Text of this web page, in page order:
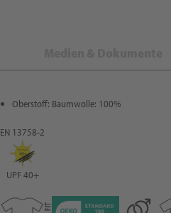
Oberstoff: Baumwolle: 100%
EN 13758-2
UPF 40+